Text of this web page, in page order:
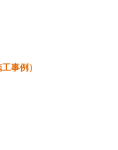
事例）